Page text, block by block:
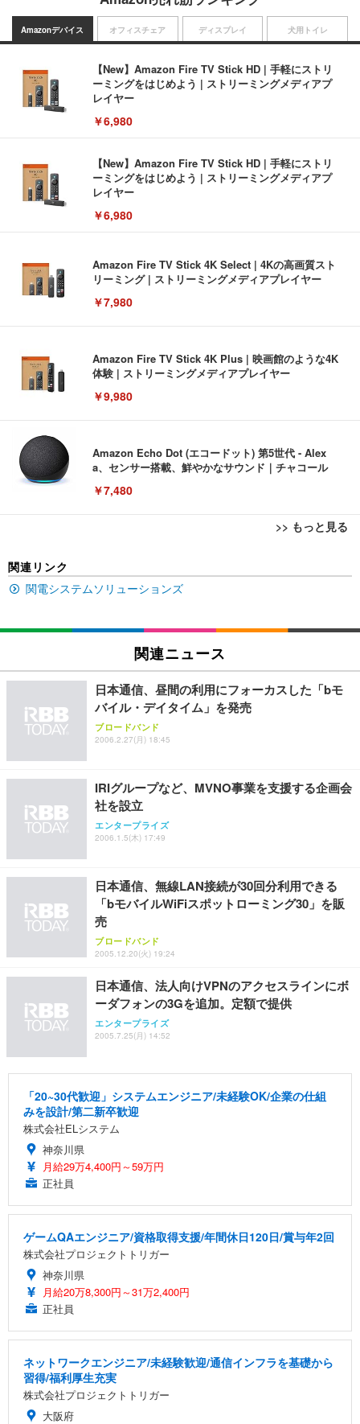
Amazonデバイス
【New】Amazon Fire TV Stick HD | 手軽にストリ
ーミングをはじめよう | ストリーミングメディアプ
レイヤー
￥6,980
【New】Amazon Fire TV Stick HD | 手軽にストリ
ーミングをはじめよう | ストリーミングメディアプ
レイヤー
￥6,980
Amazon Fire TV Stick 4K Select | 4Kの高画質スト
リーミング | ストリーミングメディアプレイヤー
￥7,980
Amazon Fire TV Stick 4K Plus | 映画館のような4K
体験 | ストリーミングメディアプレイヤー
￥9,980
Amazon Echo Dot (エコードット) 第5世代 - Alex
a、センサー搭載、鮮やかなサウンド｜チャコール
￥7,480
>> もっと見る
オフィスチェア
い 跳ね上げ式アームレスト コンパクト 約105度ロッ
キング pc 事務椅子 360度回転 座面昇降 強化ナイロ
SIHOO B100 オフィスチェア／デスクチェア メッシ
ュチェア 人間工学 疲れない ブラック
￥27,999
Sezlife オフィスチェア デスクチェア 疲れない テレ
レスト 3Dヘッドレスト ハンガー付き 高反発クッシ
ョン PCチェア 通気性メッシュ ゲーミング/勉強/事
務用 おしゃれ パソコンチェア (ブラック)
￥7,680
Sezlife オフィスチェア デスクチェア 疲れない テレ
レスト 3Dヘッドレスト ハンガー付き 高反発クッシ
ョン PCチェア 通気性メッシュ ゲーミング/勉強/事
務用 おしゃれ パソコンチェア (ホワイト)
￥7,680
ANDWINT オフィスチェア デスクチェア 肘なし メ
ッシュ 通気性 ランバーサポート付き 腰サポート ガ
ト 幅52×奥行58.5×高さ84～96cm テレワーク 在宅
勤務 ブラック
￥4,139
ディスプレイ
EV3240X-WT | 31.5型4K UHD・USB Type-C・ホワ
イト
EIZO ビジネス向けプレミアムモニター | FlexScan
EV2740X-WT | 27.0型4K UHD・USB Type-C・ホワ
イト
￥109,572
￥49,979
【整備済み品】Dell E2724HS 27インチ 液晶モニタ
応 ComfortView ビジネス向け
￥15,800
【MiniLED/24.5inch/280Hz/FHD】GRAPHT THE S
HOOTER Gaming Monitor 24” Essential ゲーミン
像低減 (3年保証 | 輝点保証 | 日本メーカー)
￥34,980
犬用トイレ
回使い捨て 無香料 ホワイト 300枚
Amazonベーシック ペットシーツ 厚型 ワイド 42枚
x2袋(84枚) ホワイト(吸収面:ライトブルー)
￥3,234
￥1,800
Smart Basic(スマートベーシック) 【Amazon.co.jp
￥3,670
アイリスオーヤマ ペットシーツ 超厚型 お徳用 レギ
ュラー 200枚入【Amazon.co.jp限定】
￥3,731
関連リンク
関電システムソリューションズ
関連ニュース
日本通信、昼間の利用にフォーカスした「bモ
バイル・デイタイム」を発売
ブロードバンド
2006.2.27(月) 18:45
IRIグループなど、MVNO事業を支援する企画会
社を設立
エンタープライズ
2006.1.5(木) 17:49
日本通信、無線LAN接続が30回分利用できる
「bモバイルWiFiスポットローミング30」を販
売
ブロードバンド
2005.12.20(火) 19:24
日本通信、法人向けVPNのアクセスラインにボ
ーダフォンの3Gを追加。定額で提供
エンタープライズ
2005.7.25(月) 14:52
「20~30代歓迎」システムエンジニア/未経験OK/企業の仕組
みを設計/第二新卒歓迎
株式会社ELシステム
神奈川県
月給29万4,400円～59万円
正社員
ゲームQAエンジニア/資格取得支援/年間休日120日/賞与年2回
株式会社プロジェクトトリガー
神奈川県
月給20万8,300円～31万2,400円
正社員
ネットワークエンジニア/未経験歓迎/通信インフラを基礎から
習得/福利厚生充実
株式会社プロジェクトトリガー
大阪府